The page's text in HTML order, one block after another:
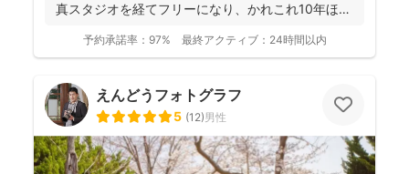
真スタジオを経てフリーになり、かれこれ10年ほど
予約承諾率： 97% 最終アクティブ： 24時間以内
えんどうフォトグラフ
5 (12)男性